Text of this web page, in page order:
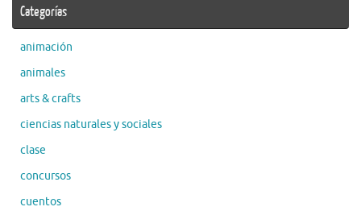
Categorías
animación
animales
arts & crafts
ciencias naturales y sociales
clase
concursos
cuentos